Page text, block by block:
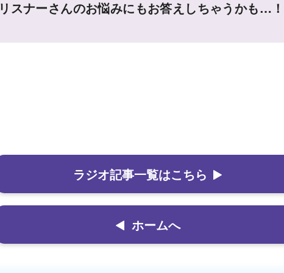
リスナーさんのお悩みにもお答えしちゃうかも…
ラジオ記事一覧はこちら
ホームへ